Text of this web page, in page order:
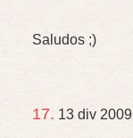
Saludos ;)
17. 13 div